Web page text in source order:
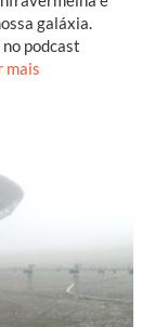
galáxia.
podcast
mais